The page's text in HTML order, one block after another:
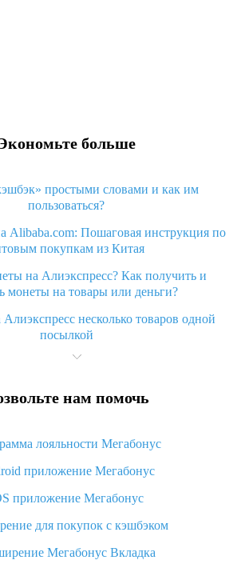
больше
простыми словами и как им
пользоваться?
Alibaba.com: Пошаговая инструкция по
покупкам из Китая
на Алиэкспресс? Как получить и
монеты на товары или деньги?
Алиэкспресс несколько товаров одной
посылкой
«Заказ закрыт» на Алиэкспресс и что
Алиэкспресс просит ввести паспортные
куда пришла посылка с Алиэкспресс
на Алиэкспресс, когда вернут деньги?
на Алиэкспресс, как их получить и
Shipping»: что это за метод доставки и
как его отслеживать
нам помочь
лояльности Мегабонус
приложение Мегабонус
приложение Мегабонус
для покупок с кэшбэком
Мегабонус Вкладка